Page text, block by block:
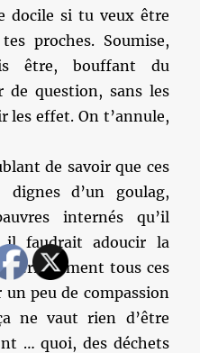
docile si tu veux être
proches. Soumise,
être, bouffant du
de question, sans les
les effet. On t’annule,
de savoir que ces
dignes d’un goulag,
internés qu’il
il faudrait adoucir la
terriblement tous ces
peu de compassion
ne vaut rien d’être
… quoi, des déchets